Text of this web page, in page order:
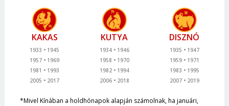
KAKAS
1933
1945
1957
1969
1981
1993
2005
2017
KUTYA
1934
1946
1958
1970
1982
1994
2006
2018
DISZNÓ
1935
1947
1959
1971
1983
1995
2007
2019
*Mivel Kínában a holdhónapok alapján számolnak, ha januári,